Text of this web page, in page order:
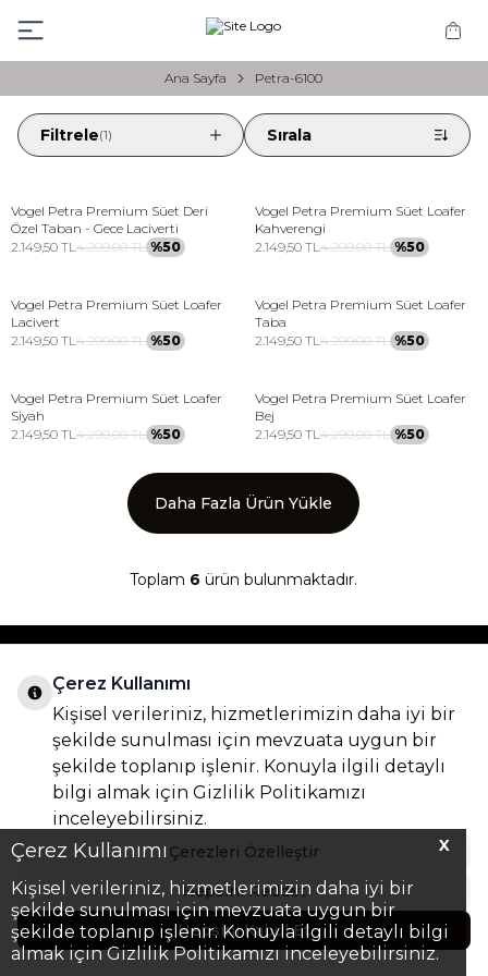
X
Çerez Kullanımı
Kişisel verileriniz, hizmetlerimizin daha iyi bir
şekilde sunulması için mevzuata uygun bir
şekilde toplanıp işlenir. Konuyla ilgili detaylı bilgi
almak için Gizlilik Politikamızı inceleyebilirsiniz.
Ana Sayfa Petra-6100
Filtrele(1) Sırala
Vogel Petra Premium Süet Deri
Özel Taban - Gece Laciverti
2.149,50 TL4.299,00TL %50
Vogel Petra Premium Süet Loafer
Kahverengi
2.149,50TL4.299,00TL %50
Vogel Petra Premium Süet Loafer
Lacivert
2.149,50 TL4.299,00TL %50
Vogel Petra Premium Süet Loafer
Taba
2.149,50TL4.299,00TL %50
Vogel Petra Premium Süet Loafer
Siyah
2.149,50 TL4.299,00TL %50
Vogel Petra Premium Süet Loafer
Bej
2.149,50TL4.299,00TL %50
Daha Fazla Ürün Yükle
Toplam 6 ürün bulunmaktadır.
KATEGORILER
ÖNEMLI BILGILER
HIZLI ERIŞIM
ADRES & İLETIŞIM
Çerez Kullanımı
Kişisel verileriniz, hizmetlerimizin daha iyi bir
şekilde sunulması için mevzuata uygun bir
şekilde toplanıp işlenir. Konuyla ilgili detaylı
bilgi almak için Gizlilik Politikamızı
inceleyebilirsiniz.
Çerezleri Özelleştir
Hepsini Reddet
Hepsini Kabul Et